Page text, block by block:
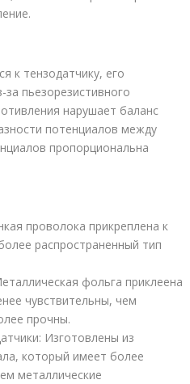
к тензодатчику, его
пьезорезистивного
нарушает баланс
потенциалов между
пропорциональна
проволока прикреплена к
распространенный тип
фольга приклеена
чувствительны, чем
прочны.
Изготовлены из
который имеет более
металлические